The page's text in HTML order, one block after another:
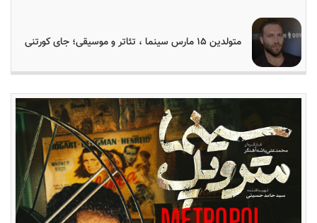
متولدین ۱۵ مارس سینما ، تئاتر و موسیقی؛ جای کورتنی